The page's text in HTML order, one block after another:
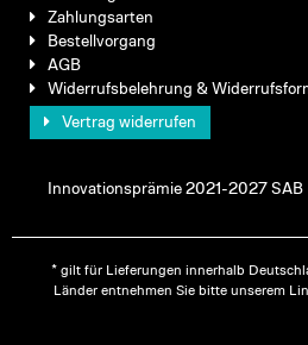
Zahlungsarten
Bestellvorgang
AGB
Widerrufsbelehrung &
Vertrag widerrufen
Innovationsprämie 2021-2027 SAB
* gilt für Lieferungen innerhalb
Länder entnehmen Sie bitte unserem